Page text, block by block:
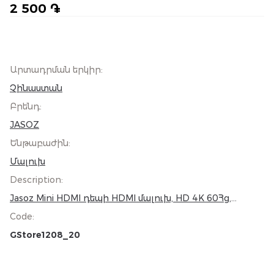
2 500 ֏
Արտադրման երկիր:
Չինաստան
Բրենդ:
JASOZ
Ենթաբաժին:
Մալուխ
Description:
Jasoz Mini HDMI դեպի HDMI մալուխ, HD 4K 60Հց,
Directional) 2.0 տիպի, HDTV հեռուստացույցի,
մոնիտորի, պլանշետի և տեսախցիկի համար
Code:
GStore1208_20